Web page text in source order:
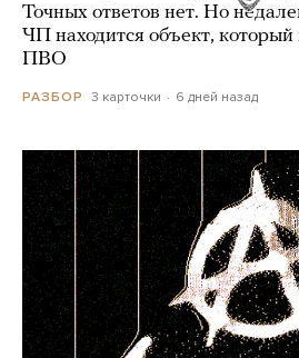
Точных ответов нет. Но
ЧП находится объект,
ПВО
РАЗБОР 3 карточки 6 дней назад